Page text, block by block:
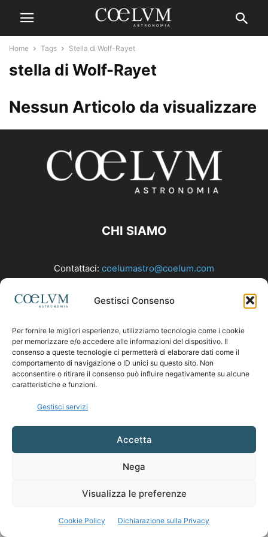
Gestisci Consenso
Per fornire le migliori esperienze, utilizziamo tecnologie come i cookie
per memorizzare e/o accedere alle informazioni del dispositivo. Il
consenso a queste tecnologie ci permetterà di elaborare dati come il
comportamento di navigazione o ID unici su questo sito. Non
acconsentire o ritirare il consenso può influire negativamente su alcune
caratteristiche e funzioni.
Gestisci servizi
Accetta
Nega
Visualizza le preferenze
Cookie Policy Dichiarazione sulla Privacy
Home Tags Stella di Wolf-Rayet
stella di Wolf-Rayet
Nessun Articolo da visualizzare
CHI SIAMO
Contattaci: coelumastro@coelum.com
SEGUICI